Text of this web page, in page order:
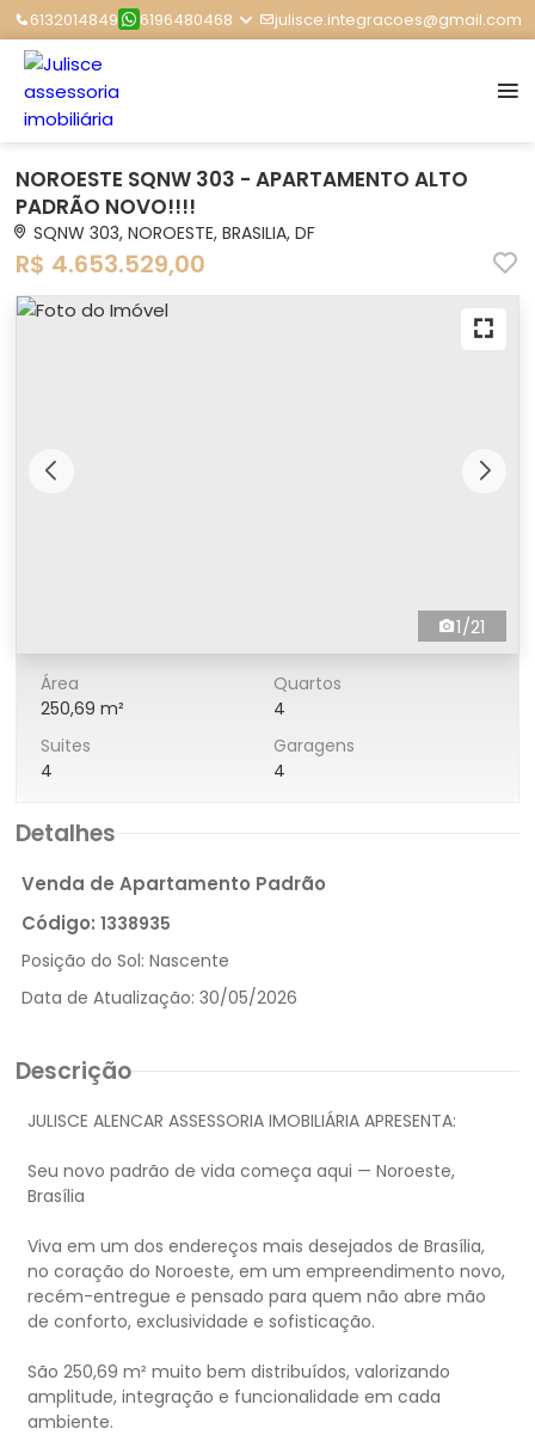
6132014849 6196480468 julisce.integracoes@gmail.com
NOROESTE SQNW 303 - APARTAMENTO ALTO
PADRÃO NOVO!!!!
SQNW 303, NOROESTE, BRASILIA, DF
R$ 4.653.529,00
1/21
Área
250,69 m²
Quartos
4
Suites
4
Garagens
4
Detalhes
Venda de Apartamento Padrão
Código: 1338935
Posição do Sol: Nascente
Data de Atualização: 30/05/2026
Descrição
JULISCE ALENCAR ASSESSORIA IMOBILIÁRIA APRESENTA:
Seu novo padrão de vida começa aqui — Noroeste,
Brasília
Viva em um dos endereços mais desejados de Brasília,
no coração do Noroeste, em um empreendimento novo,
recém-entregue e pensado para quem não abre mão
de conforto, exclusividade e sofisticação.
São 250,69 m² muito bem distribuídos, valorizando
amplitude, integração e funcionalidade em cada
ambiente.